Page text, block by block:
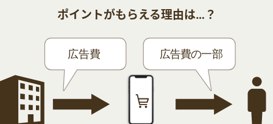
ポイントがもらえる理由は…？